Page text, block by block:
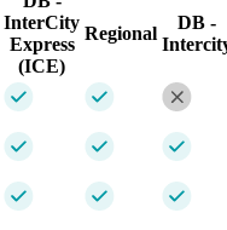
InterCity
Express
(ICE)
Regional
DB -